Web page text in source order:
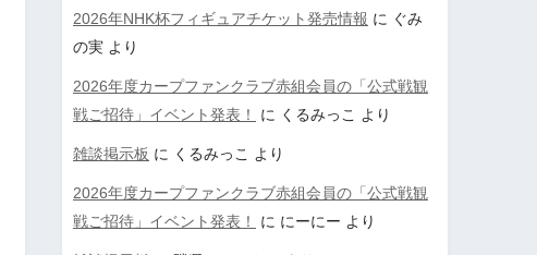
2026年NHK杯フィギュアチケット発売情報 に ぐみ
の実 より
2026年度カープファンクラブ赤組会員の「公式戦観
戦ご招待」イベント発表！
に くるみっこ より
雑談掲示板 に くるみっこ より
2026年度カープファンクラブ赤組会員の「公式戦観
戦ご招待」イベント発表！
に にーにー より